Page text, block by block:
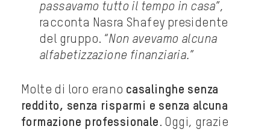
passavamo tutto il tempo in casa”,
racconta Nasra Shafey presidente
del gruppo. “Non avevamo alcuna
alfabetizzazione finanziaria.”
Molte di loro erano casalinghe senza
reddito, senza risparmi e senza alcuna
formazione professionale . Oggi, grazie